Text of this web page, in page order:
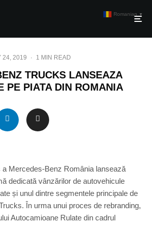
24, 2019 · 1 MIN READ
TRUCKS LANSEAZA
PE PIATA DIN ROMANIA
Mercedes-Benz România lansează
dedicată vânzărilor de autovehicule
și unul dintre segmentele principale de
În urma unui proces de rebranding,
Autocamioane Rulate din cadrul
Romanian ▼